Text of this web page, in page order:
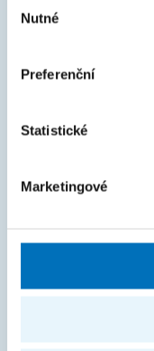
souhlasu
Nutné
Preferenční
Statistické
Marketingové
Studium
Spolupráce
FAKTURAČNÍ ÚDAJE
České vysoké učení
Fakulta informačních